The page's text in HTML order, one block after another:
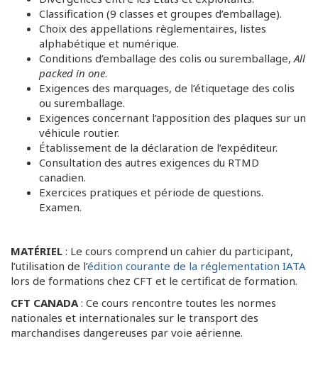
Classification (9 classes et groupes d’emballage).
Choix des appellations règlementaires, listes
alphabétique et numérique.
Conditions d’emballage des colis ou suremballage,All
packed in one.
Exigences des marquages, de l’étiquetage des colis
ou suremballage.
Exigences concernant l’apposition des plaques sur un
véhicule routier.
Établissement de la déclaration de l’expéditeur.
Consultation des autres exigences du RTMD
canadien.
Exercices pratiques et période de questions.
Examen.
MATÉRIEL : Le cours comprend un cahier du participant,
l’utilisation de l’édition courante de la réglementation IATA
lors de formations chez CFT et le certificat de formation.
CFT CANADA: Ce cours rencontre toutes les normes
nationales et internationales sur le transport des
marchandises dangereuses par voie aérienne.